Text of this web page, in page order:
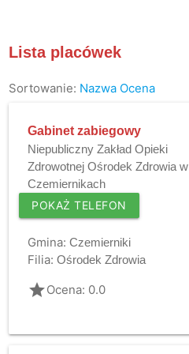
Lista placówek
Sortowanie: Nazwa Ocena
Gabinet zabiegowy
Niepubliczny Zakład Opieki
Zdrowotnej Ośrodek Zdrowia w
Czemiernikach
POKAŻ TELEFON
Gmina: Czemierniki
Filia: Ośrodek Zdrowia
gradeOcena: 0.0